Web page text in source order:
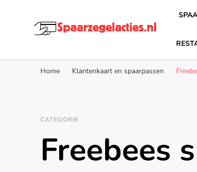
Home Klantenkaart en spaarpassen
CATEGORIE
Freebees